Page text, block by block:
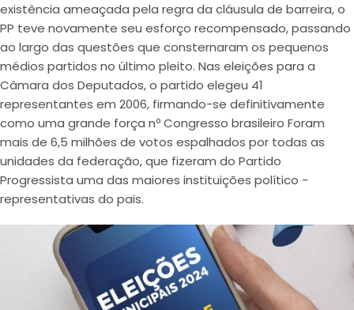
existência ameaçada pela regra da cláusula de barreira, o
PP teve novamente seu esforço recompensado, passando
ao largo das questões que consternaram os pequenos
médios partidos no último pleito. Nas eleições para a
Câmara dos Deputados, o partido elegeu 41
representantes em 2006, firmando-se definitivamente
como uma grande força nº Congresso brasileiro Foram
mais de 6,5 milhões de votos espalhados por todas as
unidades da federação, que fizeram do Partido
Progressista uma das maiores instituições político -
representativas do pais.